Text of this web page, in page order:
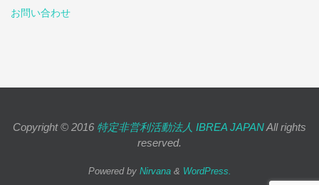
お問い合わせ
Copyright © 2016 特定非営利活動法人 IBREA JAPANAll rights
reserved.
Powered by Nirvana& WordPress.